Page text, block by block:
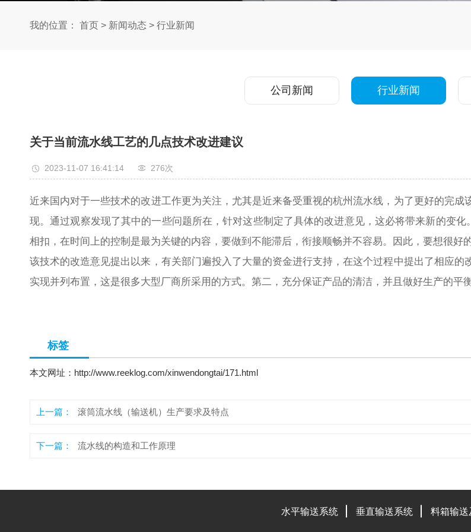
我的位置： 首页 > 新闻动态 > 行业新闻
公司新闻 行业新闻
关于当前流水线工艺的几点技术改进建议
2023-11-07 16:41:14 276次
近来国内对于一些技术的改进工作更为关注，尤其是近来备受重视的杭州流水线，为了更好的完
现。通过观察发现了其中的一些问题所在，针对这些制定了具体的改进意见，这必将带来新的
相扣，在时间上的控制是最为关键的内容，要做到不能滞后，衔接顺畅并不容易。因此，要想很
该技术的改造意见提出以来，有关部门遍投入了大量的资金进行支持，在这个过程中提出了相应
实现并列布置，这是很多大型厂商所采用的方式。第二，充分保证产品的清洁，并且做好生产的平
标签
本文网址： http://www.reeklog.com/xinwendongtai/171.html
上一篇： 滚筒流水线（输送机）生产要求及特点
下一篇： 流水线的构造和工作原理
水平输送系统 垂直输送系统 料箱输送